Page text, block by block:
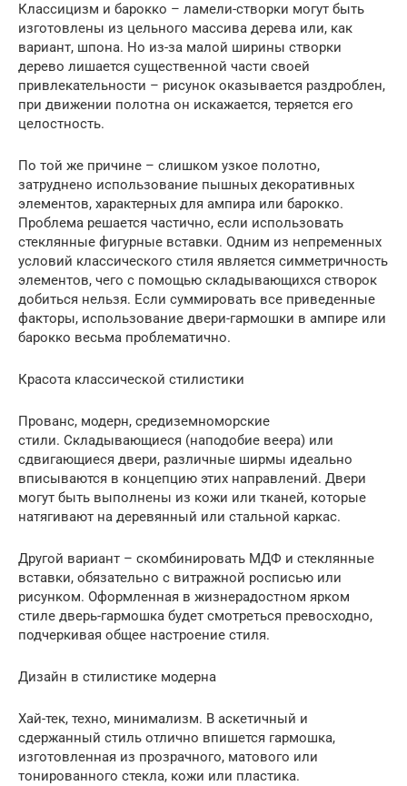
Классицизм и барокко – ламели-створки могут быть
изготовлены из цельного массива дерева или, как
вариант, шпона. Но из-за малой ширины створки
дерево лишается существенной части своей
привлекательности – рисунок оказывается раздроблен,
при движении полотна он искажается, теряется его
целостность.
По той же причине – слишком узкое полотно,
затруднено использование пышных декоративных
элементов, характерных для ампира или барокко.
Проблема решается частично, если использовать
стеклянные фигурные вставки. Одним из непременных
условий классического стиля является симметричность
элементов, чего с помощью складывающихся створок
добиться нельзя. Если суммировать все приведенные
факторы, использование двери-гармошки в ампире или
барокко весьма проблематично.
Красота классической стилистики
Прованс, модерн, средиземноморские
стили. Складывающиеся (наподобие веера) или
сдвигающиеся двери, различные ширмы идеально
вписываются в концепцию этих направлений. Двери
могут быть выполнены из кожи или тканей, которые
натягивают на деревянный или стальной каркас.
Другой вариант – скомбинировать МДФ и стеклянные
вставки, обязательно с витражной росписью или
рисунком. Оформленная в жизнерадостном ярком
стиле дверь-гармошка будет смотреться превосходно,
подчеркивая общее настроение стиля.
Дизайн в стилистике модерна
Хай-тек, техно, минимализм. В аскетичный и
сдержанный стиль отлично впишется гармошка,
изготовленная из прозрачного, матового или
тонированного стекла, кожи или пластика.